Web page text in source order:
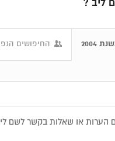
ליב ?
2004 החיפושים
או שאלות בקשר לשם